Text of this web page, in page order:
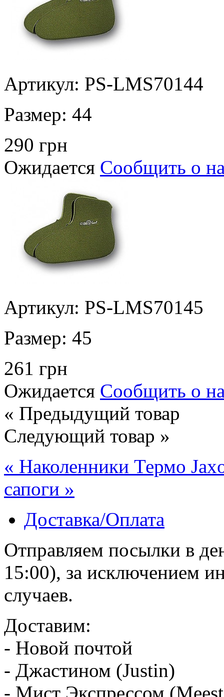
Артикул: PS-LMS70144
Размер: 44
290 грн
Ожидается Сообщить о
Артикул: PS-LMS70145
Размер: 45
261 грн
Ожидается Сообщить о
« Предыдущий товар
Следующий товар »
« Наколенники Термо
сапоги »
Доставка/Оплата
Отправляем посылки в
15:00), за исключением
случаев.
Доставим:
- Новой почтой
- Джастином (Justin)
- Мист Экспрессом